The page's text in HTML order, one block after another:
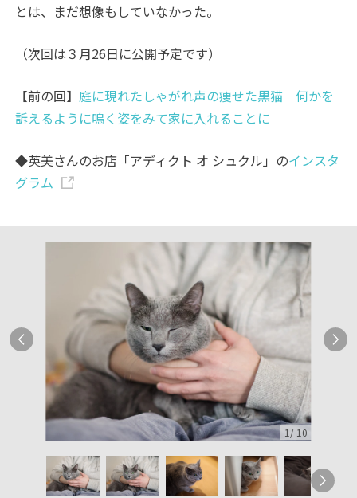
とは、まだ想像もしていなかった。
（次回は３月26日に公開予定です）
【前の回】庭に現れたしゃがれ声の痩せた黒猫 何かを
訴えるように鳴く姿をみて家に入れることに
◆英美さんのお店「アディクト オ シュクル」のインスタ
グラム
1 / 10